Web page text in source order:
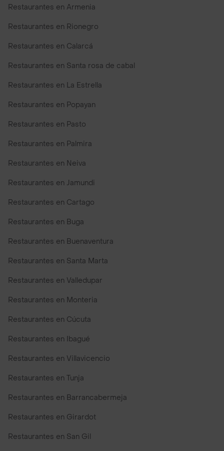
Restaurantes en Armenia
Restaurantes en Rionegro
Restaurantes en Calarcá
Restaurantes en Santa rosa de cabal
Restaurantes en La Estrella
Restaurantes en Popayan
Restaurantes en Pasto
Restaurantes en Palmira
Restaurantes en Neiva
Restaurantes en Jamundi
Restaurantes en Cartago
Restaurantes en Buga
Restaurantes en Buenaventura
Restaurantes en Santa Marta
Restaurantes en Valledupar
Restaurantes en Monteria
Restaurantes en Cúcuta
Restaurantes en Ibagué
Restaurantes en Villavicencio
Restaurantes en Tunja
Restaurantes en Barrancabermeja
Restaurantes en Girardot
Restaurantes en San Gil